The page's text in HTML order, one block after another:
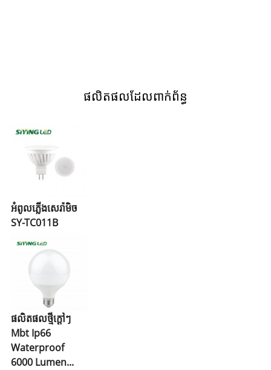
ផលិតផលដែលពាក់ព័ន្ធ
អំពូលភ្លើងសេរ៉ាមិច
SY-TC011B
ផលិតផលថ្មីក្តៅៗ
Mbt Ip66
Waterproof
6000 Lumen...